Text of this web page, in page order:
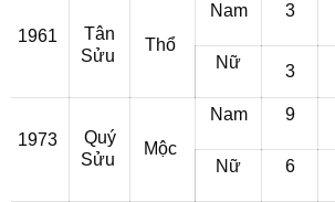
1961
Tân
Sửu
Thổ
Nam 3
Nữ 3
1973
Quý
Sửu
Mộc
Nam 9
Nữ 6